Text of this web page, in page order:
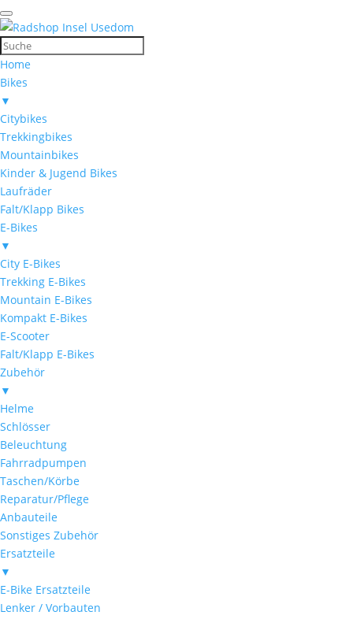
Home
Bikes
▼
Citybikes
Trekkingbikes
Mountainbikes
Kinder & Jugend Bikes
Laufräder
Falt/Klapp Bikes
E-Bikes
▼
City E-Bikes
Trekking E-Bikes
Mountain E-Bikes
Kompakt E-Bikes
E-Scooter
Falt/Klapp E-Bikes
Zubehör
▼
Helme
Schlösser
Beleuchtung
Fahrradpumpen
Taschen/Körbe
Reparatur/Pflege
Anbauteile
Sonstiges Zubehör
Ersatzteile
▼
E-Bike Ersatzteile
Lenker / Vorbauten